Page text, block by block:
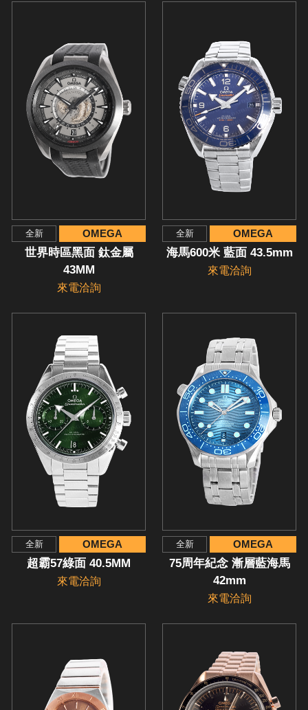
全新 OMEGA
世界時區黑面 鈦金屬
43MM
來電洽詢
全新 OMEGA
海馬600米 藍面 43.5mm
來電洽詢
全新 OMEGA
超霸57綠面 40.5MM
來電洽詢
全新 OMEGA
75周年紀念 漸層藍海馬
42mm
來電洽詢